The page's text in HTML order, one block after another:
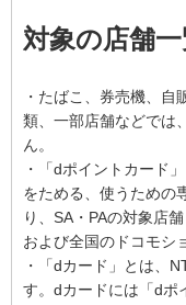
対象の店舗一
・たばこ、券売機、自
類、一部店舗などでは
ん。
・「dポイントカード
をためる、使うための
り、SA・PAの対象店
および全国のドコモシ
・「dカード」とは、
す。dカードには「dポ